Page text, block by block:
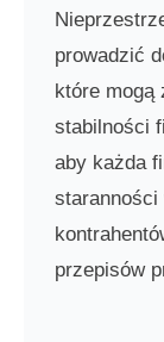
prowadzić
które mogą
stabilności
aby każda
staranności
przepisów